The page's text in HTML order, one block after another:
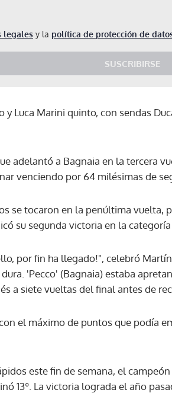
legales y la política de protección de
SUSCRIBIRSE
Gracias por suscribirte a
y Luca Marini quinto, con sendas
adelantó a Bagnaia en la tercera
venciendo por 64 milésimas de
se tocaron en la penúltima vuelta,
su segunda victoria en la categoría
por fin ha llegado!", celebró
dura. 'Pecco' (Bagnaia) estaba
a siete vueltas del final antes de
el máximo de puntos que podía
este fin de semana, el
13º. La victoria lograda el año